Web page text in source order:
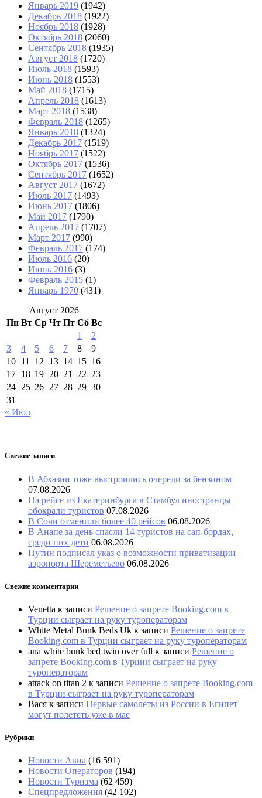
Январь 2019 (1942)
Декабрь 2018 (1922)
Ноябрь 2018 (1928)
Октябрь 2018 (2060)
Сентябрь 2018 (1935)
Август 2018 (1720)
Июль 2018 (1593)
Июнь 2018 (1553)
Май 2018 (1715)
Апрель 2018 (1613)
Март 2018 (1538)
Февраль 2018 (1265)
Январь 2018 (1324)
Декабрь 2017 (1519)
Ноябрь 2017 (1522)
Октябрь 2017 (1536)
Сентябрь 2017 (1652)
Август 2017 (1672)
Июль 2017 (1493)
Июнь 2017 (1806)
Май 2017 (1790)
Апрель 2017 (1707)
Март 2017 (990)
Февраль 2017 (174)
Июль 2016 (20)
Июнь 2016 (3)
Февраль 2015 (1)
Январь 1970 (431)
Август 2026
Пн Вт Ср Чт Пт Сб Вс
1
2
3
4 5 6 7 8
9
10 11 12 13 14 15 16
17 18 19 20 21 22 23
24 25 26 27 28 29 30
31
« Июл
Свежие записи
В Абхазии тоже выстроились очереди за бензином
07.08.2026
На рейсе из Екатеринбурга в Стамбул иностранцы
обокрали туристов 07.08.2026
В Сочи отменили более 40 рейсов 06.08.2026
В Анапе за день спасли 14 туристов на сап-бордах,
среди них дети 06.08.2026
Путин подписал указ о возможности приватизации
аэропорта Шереметьево 06.08.2026
Свежие комментарии
Venetta к записи Решение о запрете Booking.com в
Турции сыграет на руку туроператорам
White Metal Bunk Beds Uk к записи Решение о запрете
Booking.com в Турции сыграет на руку туроператорам
ana white bunk bed twin over full к записи Решение о
запрете Booking.com в Турции сыграет на руку
туроператорам
attack on titan 2 к записи Решение о запрете Booking.com
в Турции сыграет на руку туроператорам
Вася к записи Первые самолёты из России в Египет
могут полететь уже в мае
Рубрики
Новости Авиа (16 591)
Новости Операторов (194)
Новости Туризма (62 459)
Спецпредложения (42 102)